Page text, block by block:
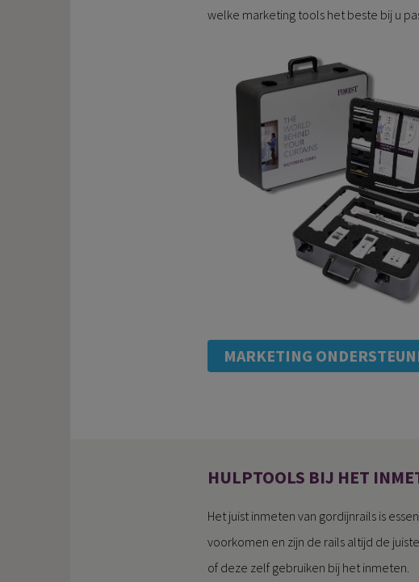
welke marketing tools het beste bij u
MARKETING
HULPTOOLS BIJ HET
Het juist inmeten van gordijnrails is
voorkomen en zijn de rails altijd de
of deze zelf gebruiken bij het inmeten.